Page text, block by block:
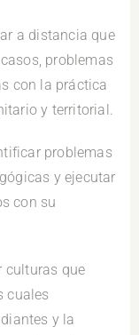
a distancia que
problemas
con la práctica
y territorial.
problemas
y ejecutar
con su
culturas que
cuales
y la